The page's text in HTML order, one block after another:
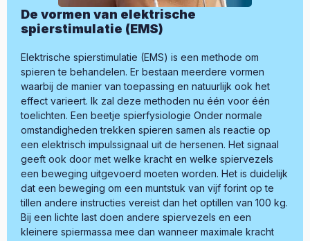
De vormen van elektrische
spierstimulatie (EMS)
Elektrische spierstimulatie (EMS) is een methode om
spieren te behandelen. Er bestaan meerdere vormen
waarbij de manier van toepassing en natuurlijk ook het
effect varieert. Ik zal deze methoden nu één voor één
toelichten. Een beetje spierfysiologie Onder normale
omstandigheden trekken spieren samen als reactie op
een elektrisch impulssignaal uit de hersenen. Het signaal
geeft ook door met welke kracht en welke spiervezels
een beweging uitgevoerd moeten worden. Het is duidelijk
dat een beweging om een muntstuk van vijf forint op te
tillen andere instructies vereist dan het optillen van 100 kg.
Bij een lichte last doen andere spiervezels en een
kleinere spiermassa mee dan wanneer maximale kracht